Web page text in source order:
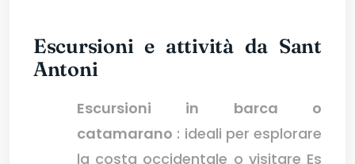
Escursioni e attività da Sant
Antoni
Escursioni in barca o
catamarano : ideali per esplorare
la costa occidentale o visitare Es